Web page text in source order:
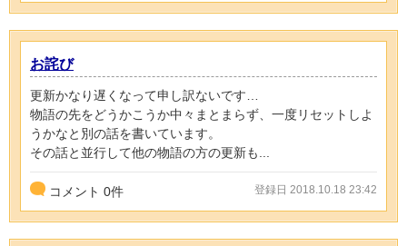
お詫び
更新かなり遅くなって申し訳ないです…
物語の先をどうかこうか中々まとまらず、一度リセットしよ
うかなと別の話を書いています。
その話と並行して他の物語の方の更新も...
コメント 0件 登録日 2018.10.18 23:42